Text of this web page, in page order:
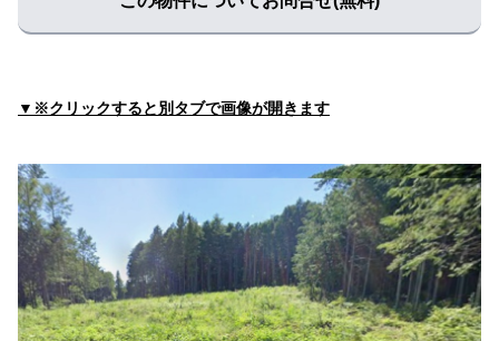
▼※クリックすると別タブで画像が開きます